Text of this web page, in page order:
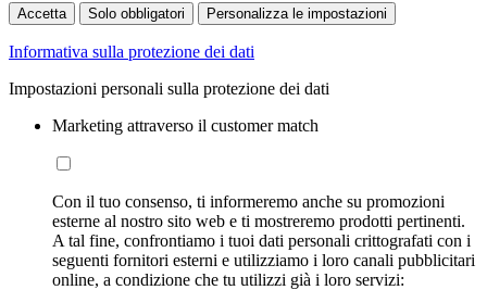
Accetta Solo obbligatori Personalizza le impostazioni
Informativa sulla protezione dei dati
Impostazioni personali sulla protezione dei dati
Marketing attraverso il customer match
Con il tuo consenso, ti informeremo anche su promozioni
esterne al nostro sito web e ti mostreremo prodotti pertinenti.
A tal fine, confrontiamo i tuoi dati personali crittografati con i
seguenti fornitori esterni e utilizziamo i loro canali pubblicitari
online, a condizione che tu utilizzi già i loro servizi: